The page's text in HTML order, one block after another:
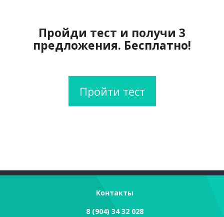
Пройди тест и получи 3
предложения. Бесплатно!
Пройти тест
Контакты
8 (904) 34 32 028